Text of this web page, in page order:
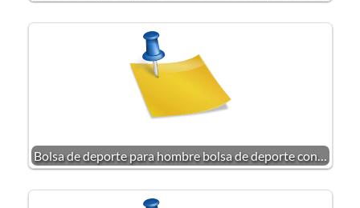
Bolsa de deporte para hombre bolsa de deporte con…